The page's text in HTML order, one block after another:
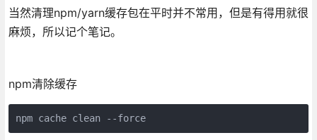
当然清理npm/yarn缓存包在平时并不常用，但是有得用就很
麻烦，所以记个笔记。
npm清除缓存
npm cache clean --force